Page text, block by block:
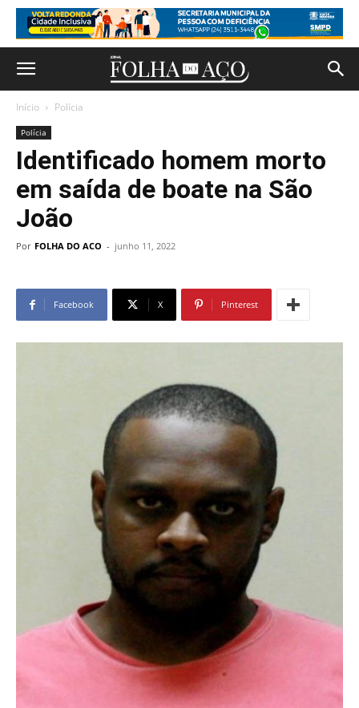
Início Polícia
Polícia
Identificado homem morto
em saída de boate na São
João
Por FOLHA DO ACO - junho 11, 2022
Facebook X Pinterest